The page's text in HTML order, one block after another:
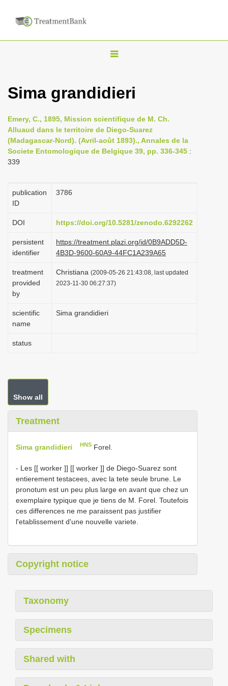
T
g
e
n
a
i
t
i
o
n
Sima grandidieri
Emery, C., 1895, Mission scientifique de M. Ch.
Alluaud dans le territoire de Diego-Suarez
(Madagascar-Nord). (Avril-août 1893)., Annales de la
Societe Entomologique de Belgique 39, pp. 336-345 :
339
publication
ID
3786
DOI https://doi.org/10.5281/zenodo.6292262
persistent
identifier
https://treatment.plazi.org/id/0B9ADD5D-
4B3D-9600-60A9-44FC1A239A65
treatment
provided
by
Christiana (2009-05-26 21:43:08, last updated
2023-11-30 06:27:37)
scientific
name
Sima grandidieri
status
Show all
Treatment
Sima grandidieri HNS Forel.
- Les [[ worker ]] [[ worker ]] de Diego-Suarez sont
entierement testacees, avec la tete seule brune. Le
pronotum est un peu plus large en avant que chez un
exemplaire typique que je tiens de M. Forel. Toutefois
ces differences ne me paraissent pas justifier
l'etablissement d'une nouvelle variete.
Copyright notice
Taxonomy
Specimens
Shared with